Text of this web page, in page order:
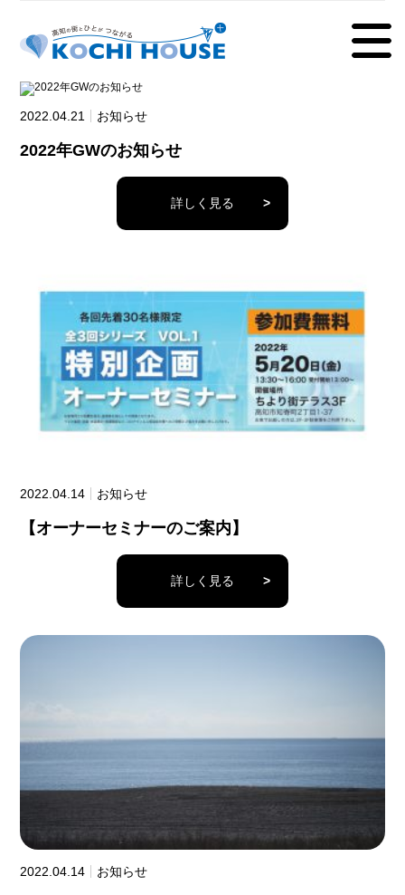
2022.04.21 お知らせ
2022年GWのお知らせ
詳しく見る >
2022.04.14 お知らせ
【オーナーセミナーのご案内】
詳しく見る >
2022.04.14 お知らせ